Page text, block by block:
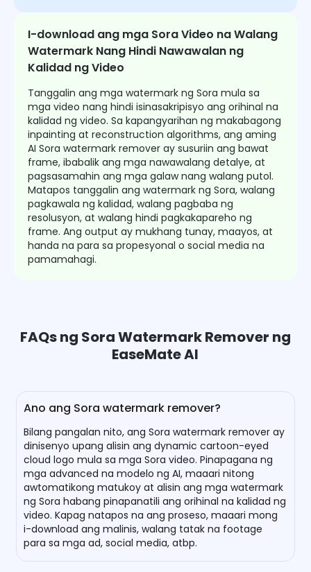
I-download ang mga Sora Video na Walang
Watermark Nang Hindi Nawawalan ng
Kalidad ng Video
Tanggalin ang mga watermark ng Sora mula sa
mga video nang hindi isinasakripisyo ang orihinal na
kalidad ng video. Sa kapangyarihan ng makabagong
inpainting at reconstruction algorithms, ang aming
AI Sora watermark remover ay susuriin ang bawat
frame, ibabalik ang mga nawawalang detalye, at
pagsasamahin ang mga galaw nang walang putol.
Matapos tanggalin ang watermark ng Sora, walang
pagkawala ng kalidad, walang pagbaba ng
resolusyon, at walang hindi pagkakapareho ng
frame. Ang output ay mukhang tunay, maayos, at
handa na para sa propesyonal o social media na
pamamahagi.
FAQs ng Sora Watermark Remover ng
EaseMate AI
Ano ang Sora watermark remover?
Bilang pangalan nito, ang Sora watermark remover ay
dinisenyo upang alisin ang dynamic cartoon-eyed
cloud logo mula sa mga Sora video. Pinapagana ng
mga advanced na modelo ng AI, maaari nitong
awtomatikong matukoy at alisin ang mga watermark
ng Sora habang pinapanatili ang orihinal na kalidad ng
video. Kapag natapos na ang proseso, maaari mong
i-download ang malinis, walang tatak na footage
para sa mga ad, social media, atbp.